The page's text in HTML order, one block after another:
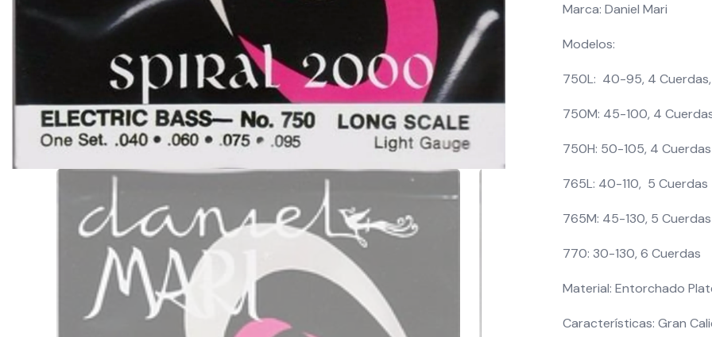
Marca: Daniel Mari
Modelos:
750L: 40-95, 4 Cuerdas,
750M: 45-100, 4
750H: 50-105, 4 Cuerdas
765L: 40-110, 5 Cuerdas
765M: 45-130, 5 Cuerdas
770: 30-130, 6 Cuerdas
Material: Entorchado
Características: Gran